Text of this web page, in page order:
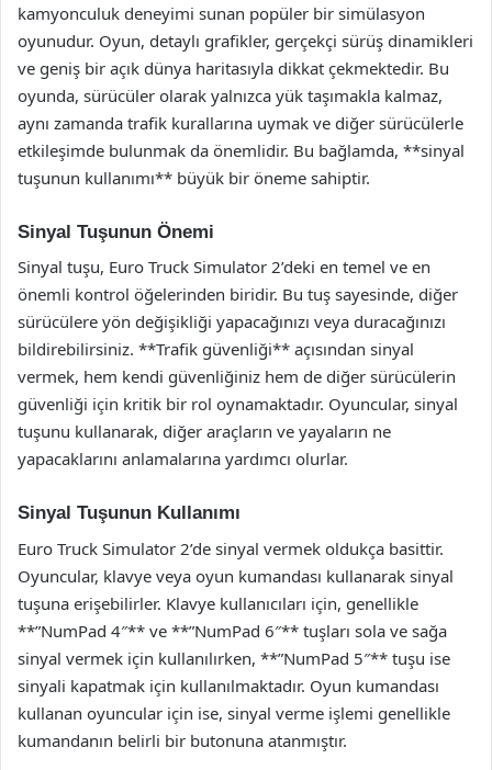
kamyonculuk deneyimi sunan popüler bir simülasyon
oyunudur. Oyun, detaylı grafikler, gerçekçi sürüş dinamikleri
ve geniş bir açık dünya haritasıyla dikkat çekmektedir. Bu
oyunda, sürücüler olarak yalnızca yük taşımakla kalmaz,
aynı zamanda trafik kurallarına uymak ve diğer sürücülerle
etkileşimde bulunmak da önemlidir. Bu bağlamda, **sinyal
tuşunun kullanımı** büyük bir öneme sahiptir.
Sinyal Tuşunun Önemi
Sinyal tuşu, Euro Truck Simulator 2’deki en temel ve en
önemli kontrol öğelerinden biridir. Bu tuş sayesinde, diğer
sürücülere yön değişikliği yapacağınızı veya duracağınızı
bildirebilirsiniz. **Trafik güvenliği** açısından sinyal
vermek, hem kendi güvenliğiniz hem de diğer sürücülerin
güvenliği için kritik bir rol oynamaktadır. Oyuncular, sinyal
tuşunu kullanarak, diğer araçların ve yayaların ne
yapacaklarını anlamalarına yardımcı olurlar.
Sinyal Tuşunun Kullanımı
Euro Truck Simulator 2’de sinyal vermek oldukça basittir.
Oyuncular, klavye veya oyun kumandası kullanarak sinyal
tuşuna erişebilirler. Klavye kullanıcıları için, genellikle
**”NumPad 4″** ve **”NumPad 6″** tuşları sola ve sağa
sinyal vermek için kullanılırken, **”NumPad 5″** tuşu ise
sinyali kapatmak için kullanılmaktadır. Oyun kumandası
kullanan oyuncular için ise, sinyal verme işlemi genellikle
kumandanın belirli bir butonuna atanmıştır.